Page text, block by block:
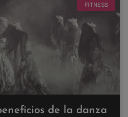
FITNESS
de la danza